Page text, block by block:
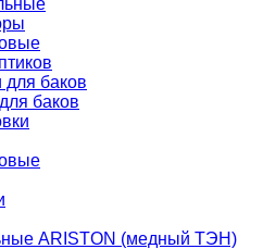
баков
баков
ARISTON (медный ТЭН)